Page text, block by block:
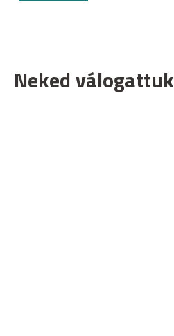
Neked válogattuk